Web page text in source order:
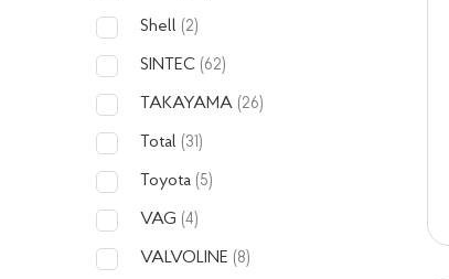
Shell (2)
SINTEC (62)
TAKAYAMA (26)
Total (31)
Toyota (5)
VAG (4)
VALVOLINE (8)